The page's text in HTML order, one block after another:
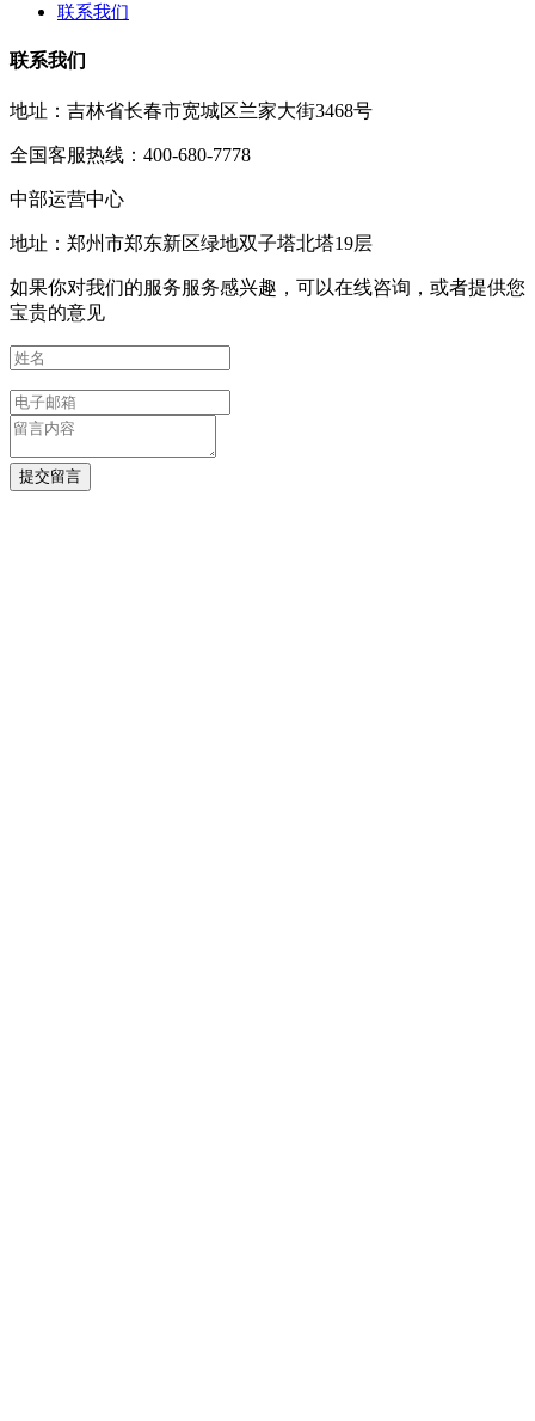
联系我们
联系我们
地址：吉林省长春市宽城区兰家大街3468号
全国客服热线：400-680-7778
中部运营中心
地址：郑州市郑东新区绿地双子塔北塔19层
如果你对我们的服务服务感兴趣，可以在线咨询，或者提供您
宝贵的意见
提交留言